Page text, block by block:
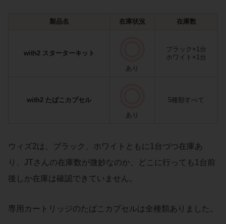
製品名 在庫状況 在庫数
with2 スターターキット
あり
ブラック×1台
ホワイト×1台
with2 たばこカプセル
あり
5種類すべて
ウィズ2は、ブラック、ホワイトともに1台づつ在庫あ
り、JTさんの在庫数が微妙なのか、どこに行っても1台前
後しか在庫は確認できていません。
専用カートリッジのたばこカプセルは全種類ありました。